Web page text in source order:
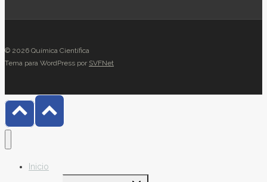
© 2026 Química Científica
Tema para WordPress por SVFNet
Inicio